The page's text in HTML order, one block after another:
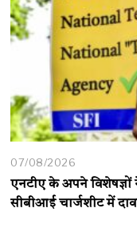
07/08/2026
एनटीए के अपने विशेषज्ञों
सीबीआई चार्जशीट में